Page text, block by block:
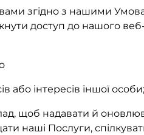
згідно з нашими
доступ до нашого
або інтересів іншої
щоб надавати й
наші Послуги,